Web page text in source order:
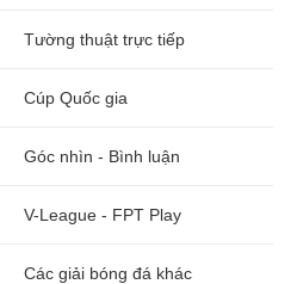
Tường thuật trực tiếp
Cúp Quốc gia
Góc nhìn - Bình luận
V-League - FPT Play
Các giải bóng đá khác